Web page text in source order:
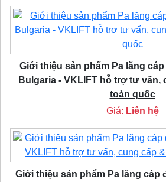
Giới thiệu sản phẩm Pa lăng
Bulgaria - VKLIFT hỗ trợ tư vấn,
toàn quốc
Giá: Liên hệ
Giới thiệu sản phẩm Pa lăng cáp